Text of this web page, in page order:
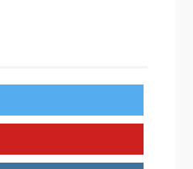
Mariño fortalece
con flota vehicular de